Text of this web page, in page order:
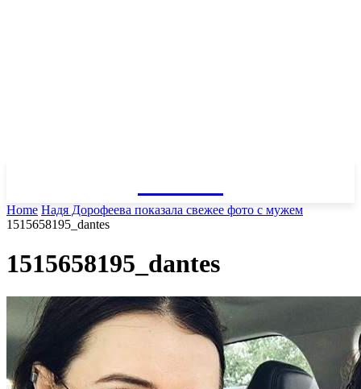
Home Надя Дорофеева показала свежее фото с мужем
1515658195_dantes
1515658195_dantes